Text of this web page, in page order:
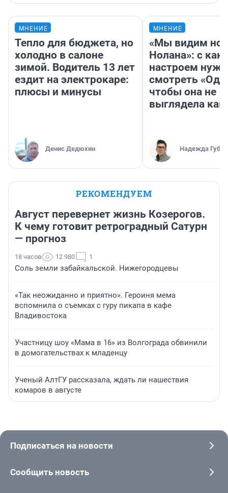
МНЕНИЕ
Тепло для бюджета, но
холодно в салоне
зимой. Водитель 13 лет
ездит на электрокаре:
плюсы и минусы
Денис Дедюхин
МНЕНИЕ
«Мы видим
Нолана»: с
настроем
смотреть
чтобы она не
выглядела как
Надежда
РЕКОМЕНДУЕМ
Август перевернет жизнь Козерогов.
К чему готовит ретроградный Сатурн
— прогноз
18 часов 12 980 1
Соль земли забайкальской. Нижегородцевы
«Так неожиданно и приятно». Героиня мема
вспомнила о съемках с гуру пикапа в кафе
Владивостока
Участницу шоу «Мама в 16» из Волгограда обвинили
в домогательствах к младенцу
Ученый АлтГУ рассказала, ждать ли нашествия
комаров в августе
Подписаться на новости
Сообщить новость